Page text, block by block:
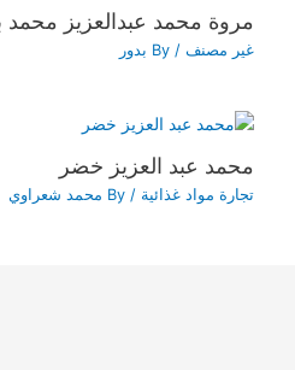
مروة محمد عبدالعزيز محمد
غير مصنف / By بدور
محمد عبد العزيز خضر
تجارة مواد غذائية / By محمد شعراوي